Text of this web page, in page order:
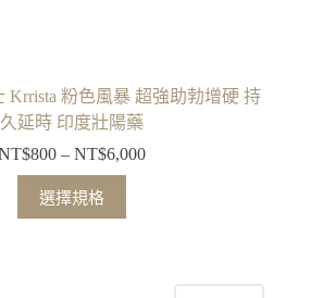
Krrista 粉色風暴 超強助勃增硬 持
久延時 印度壯陽藥
800 – NT$6,000
選擇規格